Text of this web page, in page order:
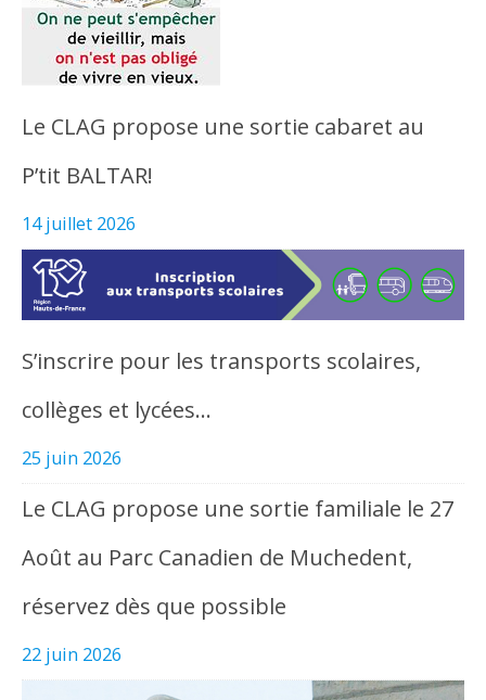
Le CLAG propose une sortie cabaret au
P’tit BALTAR!
14 juillet 2026
S’inscrire pour les transports scolaires,
collèges et lycées…
25 juin 2026
Le CLAG propose une sortie familiale le 27
Août au Parc Canadien de Muchedent,
réservez dès que possible
22 juin 2026